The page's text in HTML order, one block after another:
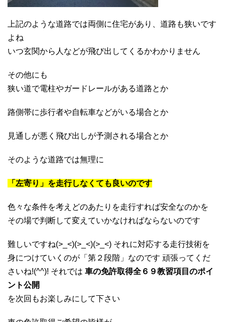
上記のような道路では両側に住宅があり、道路も狭いです
よね
いつ玄関から人などが飛び出してくるかわかりません
その他にも
狭い道で電柱やガードレールがある道路とか
路側帯に歩行者や自転車などがいる場合とか
見通しが悪く飛び出しが予測される場合とか
そのような道路では無理に
「左寄り」を走行しなくても良いのです
色々な条件を考えどのあたりを走行すれば安全なのかを
その場で判断して変えていかなければならないのです
難しいですね(>_<)(>_<)(>_<) それに対応する走行技術を
身につけていくのが「第２段階」なのです 頑張ってくだ
さいね!(^^)! それでは 車の免許取得全６９教習項目のポイ
ント公開
を次回もお楽しみにして下さい